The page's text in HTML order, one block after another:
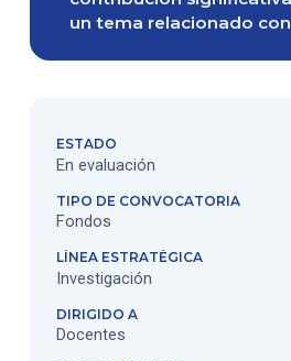
un tema relacionado
ESTADO
En evaluación
TIPO DE CONVOCATORIA
Fondos
LÍNEA ESTRATÉGICA
Investigación
DIRIGIDO A
Docentes